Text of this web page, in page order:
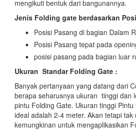
mengikuti bentuk dari bangunannya.
Jenis Folding gate berdasarkan
Posisi Pasang di bagian Dalam
Posisi Pasang tepat pada
posisi pasang pada bagian luar
Ukuran Standar Folding Gate :
Banyak pertanyaan yang datang dari
berapa seharusnya ukuran tinggi dan
pintu Folding Gate. Ukuran tinggi
ideal adalah 2-4 meter. Akan tetapi tak
kemungkinan untuk mengaplikasikan